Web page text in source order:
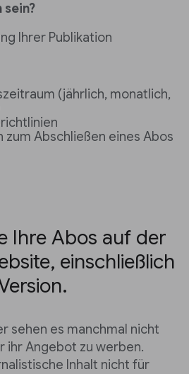
Ihrer Publikation
(jährlich, monatlich,
zum Abschließen eines Abos
Ihre Abos auf der
einschließlich
sehen es manchmal nicht
ihr Angebot zu werben.
Inhalt nicht für